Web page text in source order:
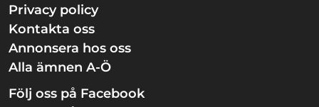
Privacy policy
Kontakta oss
Annonsera hos oss
Alla ämnen A-Ö
Följ oss på Facebook